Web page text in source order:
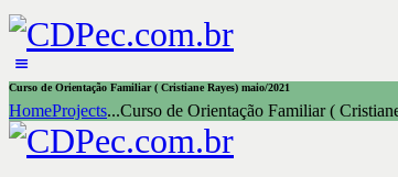
Curso de Orientação Familiar ( Cristiane Rayes) maio/2021
HomeProjects...Curso de Orientação Familiar (